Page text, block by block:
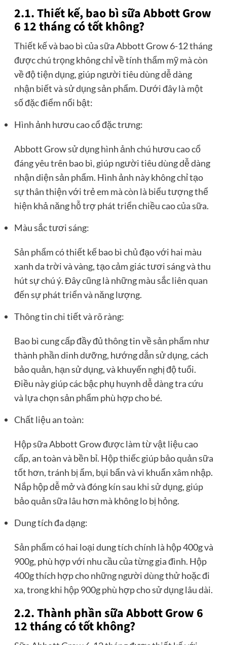
2.1. Thiết kế, bao bì sữa Abbott Grow
6 12 tháng có tốt không?
Thiết kế và bao bì của sữa Abbott Grow 6-12 tháng
được chú trọng không chỉ về tính thẩm mỹ mà còn
về độ tiện dụng, giúp người tiêu dùng dễ dàng
nhận biết và sử dụng sản phẩm. Dưới đây là một
số đặc điểm nổi bật:
Hình ảnh hươu cao cổ đặc trưng:
Abbott Grow sử dụng hình ảnh chú hươu cao cổ
đáng yêu trên bao bì, giúp người tiêu dùng dễ dàng
nhận diện sản phẩm. Hình ảnh này không chỉ tạo
sự thân thiện với trẻ em mà còn là biểu tượng thể
hiện khả năng hỗ trợ phát triển chiều cao của sữa.
Màu sắc tươi sáng:
Sản phẩm có thiết kế bao bì chủ đạo với hai màu
xanh da trời và vàng, tạo cảm giác tươi sáng và thu
hút sự chú ý. Đây cũng là những màu sắc liên quan
đến sự phát triển và năng lượng.
Thông tin chi tiết và rõ ràng:
Bao bì cung cấp đầy đủ thông tin về sản phẩm như
thành phần dinh dưỡng, hướng dẫn sử dụng, cách
bảo quản, hạn sử dụng, và khuyến nghị độ tuổi.
Điều này giúp các bậc phụ huynh dễ dàng tra cứu
và lựa chọn sản phẩm phù hợp cho bé.
Chất liệu an toàn:
Hộp sữa Abbott Grow được làm từ vật liệu cao
cấp, an toàn và bền bỉ. Hộp thiếc giúp bảo quản sữa
tốt hơn, tránh bị ẩm, bụi bẩn và vi khuẩn xâm nhập.
Nắp hộp dễ mở và đóng kín sau khi sử dụng, giúp
bảo quản sữa lâu hơn mà không lo bị hỏng.
Dung tích đa dạng:
Sản phẩm có hai loại dung tích chính là hộp 400g và
900g, phù hợp với nhu cầu của từng gia đình. Hộp
400g thích hợp cho những người dùng thử hoặc đi
xa, trong khi hộp 900g phù hợp cho sử dụng lâu dài.
2.2. Thành phần sữa Abbott Grow 6
12 tháng có tốt không?